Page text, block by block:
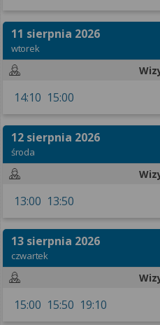
Rehabilitacja
mobilności i
Usprawnianie
Fizjoterapia - terapia
Instruktaż ćwiczeń
Fizjoterapia - terapia
Pakiet wizyt
Pakiet wizyt
11 sierpnia 2026
wtorek
14:10 15:00
12 sierpnia 2026
środa
13:00 13:50
13 sierpnia 2026
czwartek
15:00 15:50 19:10